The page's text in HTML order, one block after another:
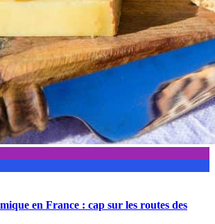
en France : cap sur les routes des